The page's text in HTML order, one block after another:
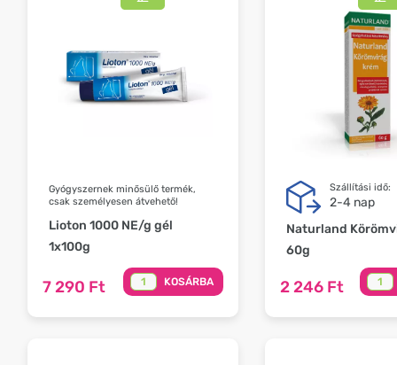
Gyógyszernek minősülő termék,
csak személyesen átvehető!
Lioton 1000 NE/g gél
1x100g
7 290 Ft KOSÁRBA
Szállítási idő:
2-4 nap
Naturland
60g
2 246 Ft